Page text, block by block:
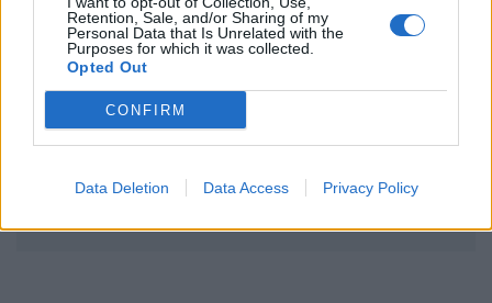
Retention, Sale, and/or Sharing of my
Personal Data that Is Unrelated with the
Purposes for which it was collected.
Opted Out
CONFIRM
Data Deletion Data Access Privacy Policy
Portfolio.hu teljes cikkarchívum
Kötéslisták: BÉT elmúlt 2 év napon belüli
kötéslistái